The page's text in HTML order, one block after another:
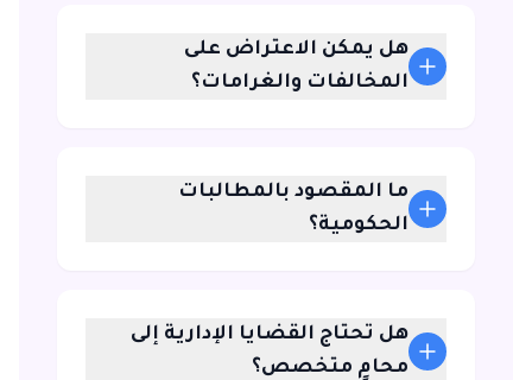
هل يمكن الاعتراض على
المخالفات والغرامات؟
ما المقصود بالمطالبات
الحكومية؟
هل تحتاج القضايا الإدارية إلى
محامٍ متخصص؟